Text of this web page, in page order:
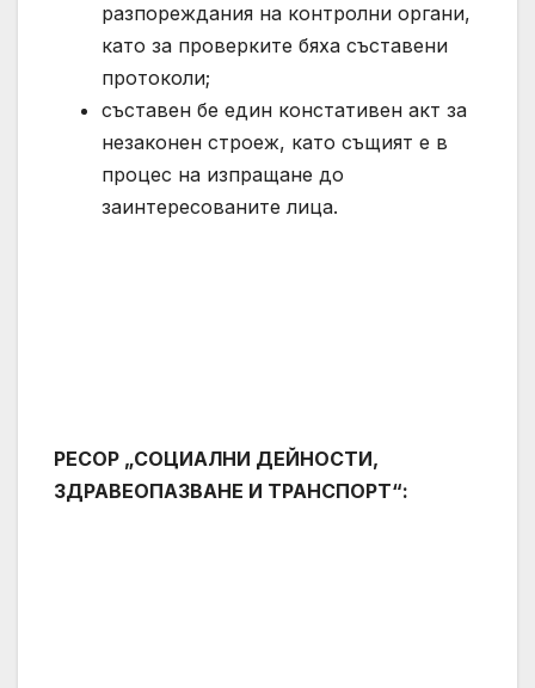
разпореждания на контролни органи,
като за проверките бяха съставени
протоколи;
съставен бе един констативен акт за
незаконен строеж, като същият е в
процес на изпращане до
заинтересованите лица.
РЕСОР „СОЦИАЛНИ ДЕЙНОСТИ,
ЗДРАВЕОПАЗВАНЕ И ТРАНСПОРТ“: